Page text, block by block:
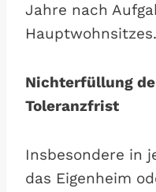
Jahre nach
Hauptwohnsitzes.
Nichterfüllung
Toleranzfrist
Insbesondere in
das Eigenheim